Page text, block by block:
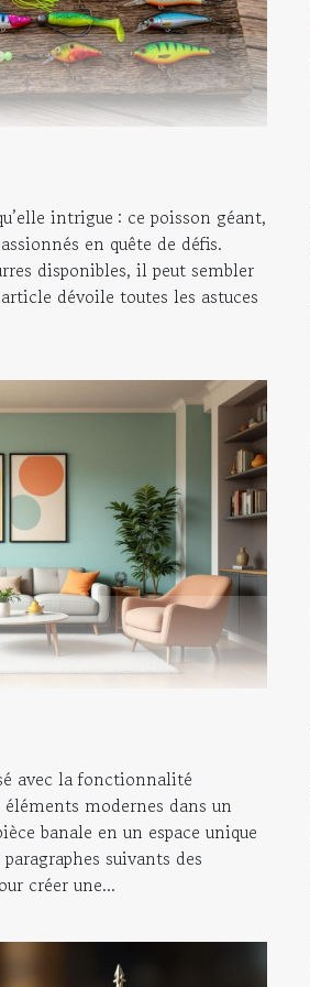
intrigue : ce poisson géant,
en quête de défis.
disponibles, il peut sembler
dévoile toutes les astuces
avec la fonctionnalité
éléments modernes dans un
banale en un espace unique
suivants des
créer une...